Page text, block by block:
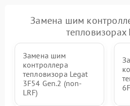
Замена шим
тепловизорах
Замена шим
контроллера
тепловизора Legat
3F54 Gen.2 (non-
LRF)